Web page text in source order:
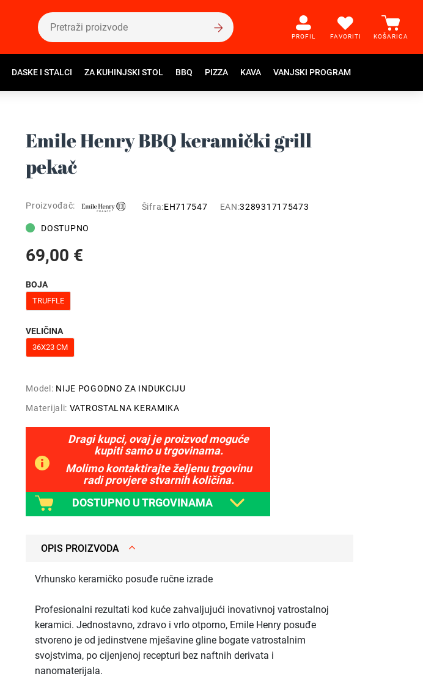
PROFIL FAVORITI KOŠARICA
DASKE I STALCI ZA KUHINJSKI STOL BBQ PIZZA KAVA VANJSKI PROGRAM
Emile Henry BBQ keramički grill
pekač
Proizvođač: Šifra:EH717547 EAN:3289317175473
DOSTUPNO
69,00 €
BOJA
TRUFFLE
VELIČINA
36X23 CM
Model: NIJE POGODNO ZA INDUKCIJU
Materijali: VATROSTALNA KERAMIKA
Dragi kupci, ovaj je proizvod moguće
kupiti samo u trgovinama.
Molimo kontaktirajte željenu trgovinu
radi provjere stvarnih količina.
DOSTUPNO U TRGOVINAMA
OPIS PROIZVODA
Vrhunsko keramičko posuđe ručne izrade
Profesionalni rezultati kod kuće zahvaljujući inovativnoj vatrostalnoj
keramici. Jednostavno, zdravo i vrlo otporno, Emile Henry posuđe
stvoreno je od jedinstvene mješavine gline bogate vatrostalnim
svojstvima, po cijenjenoj recepturi bez naftnih derivata i
nanomaterijala.